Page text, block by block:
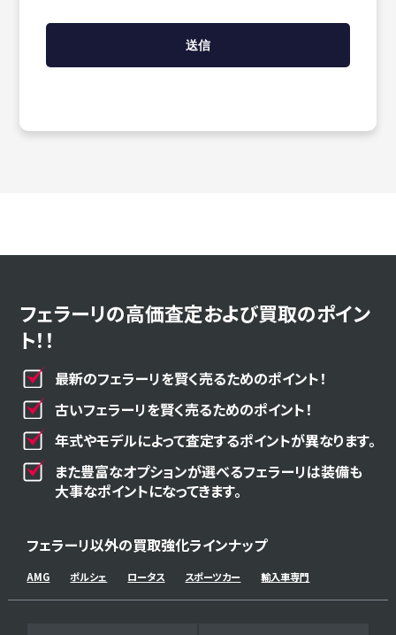
フェラーリの高価査定および買取のポイン
ト！！
最新のフェラーリを賢く売るためのポイント！
古いフェラーリを賢く売るためのポイント！
年式やモデルによって査定するポイントが異なります。
また豊富なオプションが選べるフェラーリは装備も
大事なポイントになってきます。
フェラーリ以外の買取強化ラインナップ
AMG ポルシェ ロータス スポーツカー 輸入車専門